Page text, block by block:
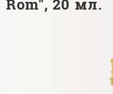
Rom", 20 мл.